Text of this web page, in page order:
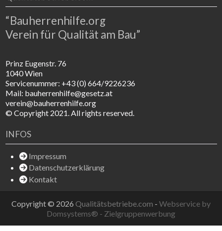
“Bauherrenhilfe.org
Verein für Qualität am Bau”
Prinz Eugenstr. 76
1040 Wien
Servicenummer: +43 (0) 664/9226236
Mail: bauherrenhilfe@gesetz.at
verein@bauherrenhilfe.org
© Copyright 2021. All rights reserved.
INFOS
Impressum
Datenschutzerklärung
Kontakt
Copyright © 2026 Qualitätsbetriebe.com - Webservice by
Domsystems® - Zielgruppenwerbung